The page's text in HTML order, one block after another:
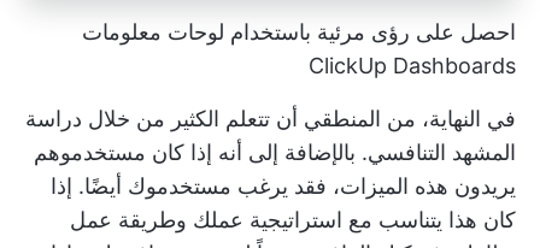
احصل على رؤى مرئية باستخدام لوحات معلومات
ClickUp Dashboards
في النهاية، من المنطقي أن تتعلم الكثير من خلال دراسة
المشهد التنافسي. بالإضافة إلى أنه إذا كان مستخدموهم
يريدون هذه الميزات، فقد يرغب مستخدموك أيضًا. إذا
كان هذا يتناسب مع استراتيجية عملك وطريقة عمل